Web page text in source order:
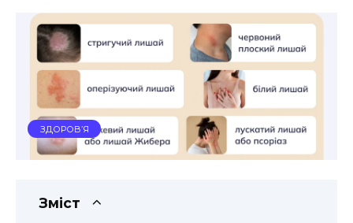
ЗДОРОВ’Я
Зміст